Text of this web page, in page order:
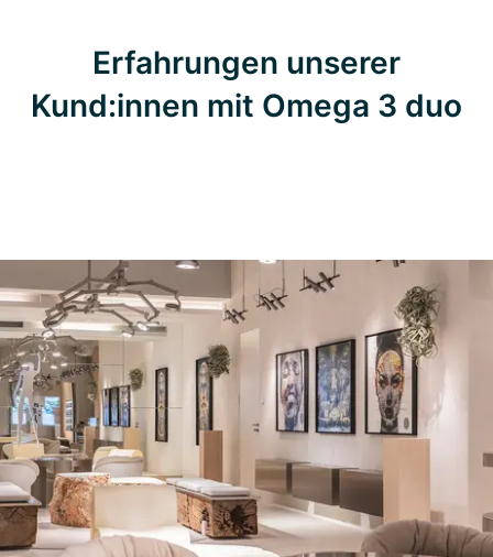
Erfahrungen unserer
Kund:innen mit Omega 3 duo